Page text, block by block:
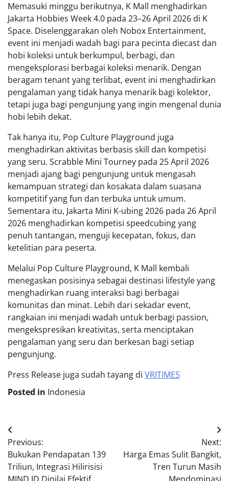
Memasuki minggu berikutnya, K Mall menghadirkan
Jakarta Hobbies Week 4.0 pada 23–26 April 2026 di K
Space. Diselenggarakan oleh Nobox Entertainment,
event ini menjadi wadah bagi para pecinta diecast dan
hobi koleksi untuk berkumpul, berbagi, dan
mengeksplorasi berbagai koleksi menarik. Dengan
beragam tenant yang terlibat, event ini menghadirkan
pengalaman yang tidak hanya menarik bagi kolektor,
tetapi juga bagi pengunjung yang ingin mengenal dunia
hobi lebih dekat.
Tak hanya itu, Pop Culture Playground juga
menghadirkan aktivitas berbasis skill dan kompetisi
yang seru. Scrabble Mini Tourney pada 25 April 2026
menjadi ajang bagi pengunjung untuk mengasah
kemampuan strategi dan kosakata dalam suasana
kompetitif yang fun dan terbuka untuk umum.
Sementara itu, Jakarta Mini K-ubing 2026 pada 26 April
2026 menghadirkan kompetisi speedcubing yang
penuh tantangan, menguji kecepatan, fokus, dan
ketelitian para peserta.
Melalui Pop Culture Playground, K Mall kembali
menegaskan posisinya sebagai destinasi lifestyle yang
menghadirkan ruang interaksi bagi berbagai
komunitas dan minat. Lebih dari sekadar event,
rangkaian ini menjadi wadah untuk berbagi passion,
mengekspresikan kreativitas, serta menciptakan
pengalaman yang seru dan berkesan bagi setiap
pengunjung.
Press Release juga sudah tayang di VRITIMES
Posted in Indonesia
Post
navigation
Previous:
Bukukan Pendapatan 139
Triliun, Integrasi Hilirisisi
Next:
Harga Emas Sulit Bangkit,
Tren Turun Masih